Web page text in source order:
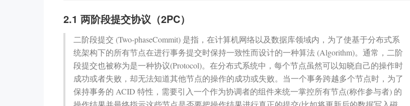
2.1 两阶段提交协议（2PC）
二阶段提交 (Two-phaseCommit) 是指，在计算机网络以及数据库领域内，为了使基于分布式系
统架构下的所有节点在进行事务提交时保持一致性而设计的一种算法 (Algorithm)。通常，二阶
段提交也被称为是一种协议(Protocol)。在分布式系统中，每个节点虽然可以知晓自己的操作时
成功或者失败，却无法知道其他节点的操作的成功或失败。当一个事务跨越多个节点时，为了
保持事务的 ACID 特性，需要引入一个作为协调者的组件来统一掌控所有节点(称作参与者) 的